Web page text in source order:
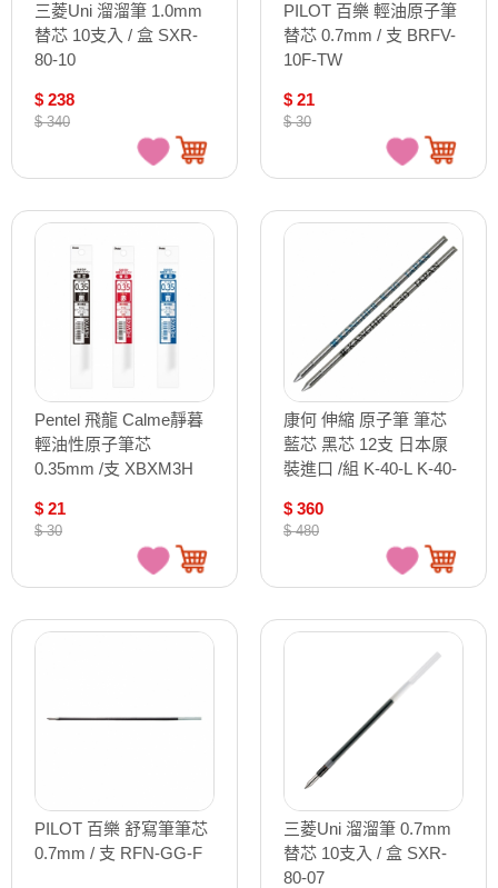
三菱Uni 溜溜筆 1.0mm
替芯 10支入 / 盒 SXR-
80-10
$ 238
$ 340
PILOT 百樂 輕油原子筆
替芯 0.7mm / 支 BRFV-
10F-TW
$ 21
$ 30
Pentel 飛龍 Calme靜暮
輕油性原子筆芯
0.35mm /支 XBXM3H
$ 21
$ 30
康何 伸縮 原子筆 筆芯
藍芯 黑芯 12支 日本厡
裝進口 /組 K-40-L K-40-
$ 360
$ 480
PILOT 百樂 舒寫筆筆芯
0.7mm / 支 RFN-GG-F
三菱Uni 溜溜筆 0.7mm
替芯 10支入 / 盒 SXR-
80-07